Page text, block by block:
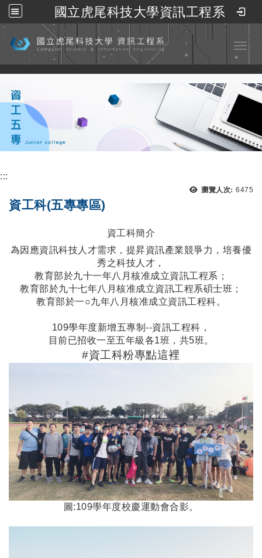
國立虎尾科技大學資訊工程系
跳到主要內容
:::
瀏覽人次: 6475
資工科(五專專區)
資工科簡介
為因應資訊科技人才需求，提昇資訊產業競爭力，培養優
秀之科技人才，
教育部於九十一年八月核准成立資訊工程系；
教育部於九十七年八月核准成立資訊工程系碩士班；
教育部於一○九年八月核准成立資訊工程科。
109學年度新增五專制--資訊工程科，
目前已招收一至五年級各1班 ，共5班。
#資工科粉專點這裡
圖:109學年度校慶運動會合影。